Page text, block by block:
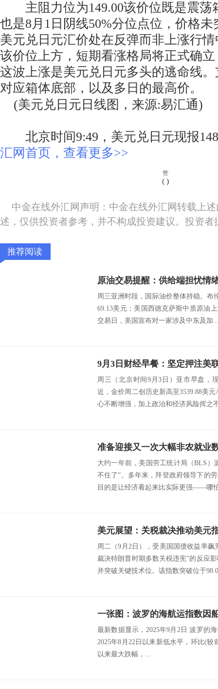
主阻力位为149.00该价位既是震荡
也是8月1日阴线50%分位点位，价格
美元兑日元汇价处在反弹而非上涨行
该价位上方，短期看涨格局将正式确
这波上涨是美元兑日元多头的逃命线。
对应箱体底部，以及多日的最高价。
(美元兑日元日线图，来源:易汇通)
北京时间9:49，美元兑日元现报
汇网首页，查看更多>>
赞
( )
中金在线外汇网声明：中金在线外汇网转载上
述，仅供投资者参考，并不构成投资建议。投资
推荐阅读
周三亚洲时段，国际油价整体持稳。布
69.13美元；美国西德克萨斯中质原油
交易日，美国宣布对一家涉及中东及加
周三（北京时间9月3日）亚市早盘，
近，金价周二创历史新高至3539.88美
心不断增强，加上政治和经济风险挥之
大约一年前，美国劳工统计局（BLS）
不住了”。多年来，拜登政府领导下的
目的是让经济看起来比实际更强——哪
周二（9月2日），受美国国债收益率
裁决特朗普时期多数关税违宪”的反应
并突破关键技术位。该指数突破位于
最新数据显示，2025年9月2日 波罗的
2025年8月22日以来新低水平，环比(较
以来最大跌幅，...